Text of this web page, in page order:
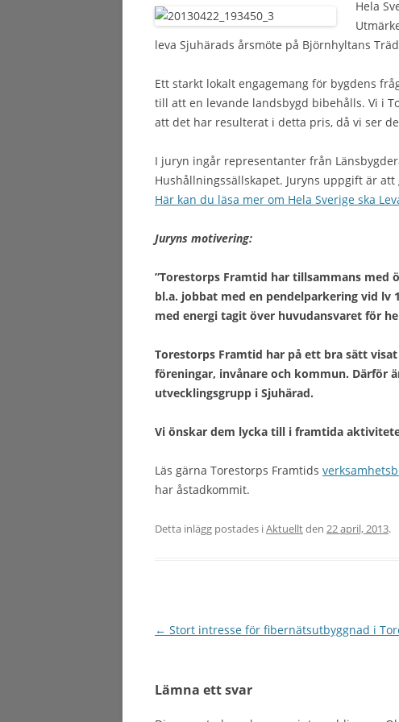
Hela
leva Sjuhärads årsmöte på Björnhyltans
Ett starkt lokalt engagemang för bygdens
till att en levande landsbygd bibehålls. Vi i
att det har resulterat i detta pris, då vi ser
I juryn ingår representanter från
Hushållningssällskapet. Juryns uppgift är
Här kan du läsa mer om Hela Sverige ska
Juryns motivering:
”Torestorps Framtid har tillsammans med
bl.a. jobbat med en pendelparkering vid lv
med energi tagit över huvudansvaret för
Torestorps Framtid har på ett bra sätt
föreningar, invånare och kommun. Därför
utvecklingsgrupp i Sjuhärad.
Vi önskar dem lycka till i framtida
Läs gärna Torestorps Framtids
har åstadkommit.
Detta inlägg postades iAktuelltden 22 april, 2013.
Inläggsnavigering
← Stort intresse för fibernätsutbyggnad i
Lämna ett svar